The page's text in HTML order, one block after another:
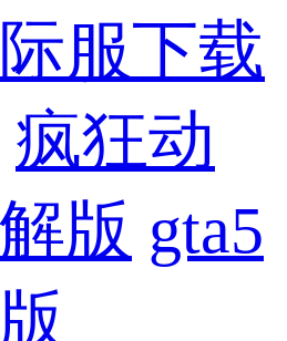
服下载
疯狂动
版 gta5